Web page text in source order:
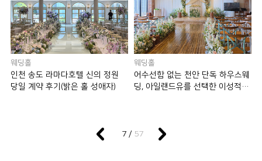
웨딩홀
인천 송도 라마다호텔 신의 정원
당일 계약 후기(밝은 홀 성애자)
웨딩홀
어수선함 없는 천안 단독 하우스웨
딩, 아일랜드유를 선택한 이성적인
7 /57